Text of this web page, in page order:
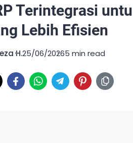
Terintegrasi
Lebih Efisien
H.25/06/20265 min read